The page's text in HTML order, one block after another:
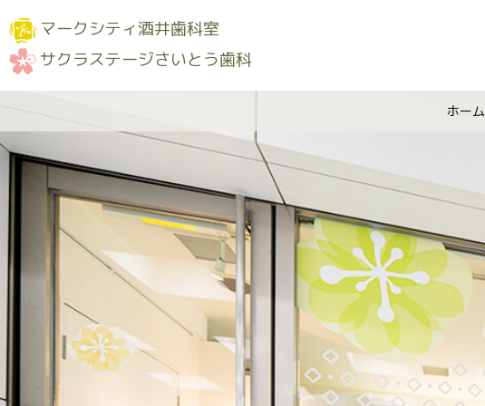
マークシティ酒井歯科室
サクラステージさいとう歯科
ホーム